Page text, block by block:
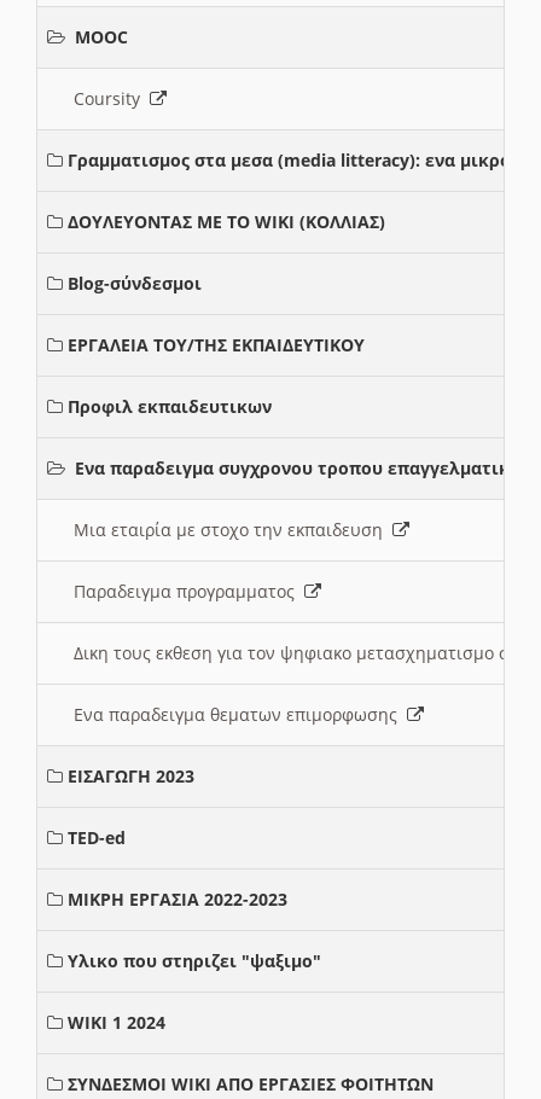
MOOC
Coursity
Γραμματισμος στα μεσα (media litteracy): ενα μικρο
ΔΟΥΛΕΥΟΝΤΑΣ ΜΕ ΤΟ WIKI (ΚΟΛΛΙΑΣ)
Blog-σύνδεσμοι
ΕΡΓΑΛΕΙΑ ΤΟΥ/ΤΗΣ ΕΚΠΑΙΔΕΥΤΙΚΟΥ
Προφιλ εκπαιδευτικων
Ενα παραδειγμα συγχρονου τροπου
Μια εταιρία με στοχο την εκπαιδευση
Παραδειγμα προγραμματος
Δικη τους εκθεση για τον ψηφιακο μετασχηματισμο
Ενα παραδειγμα θεματων επιμορφωσης
ΕΙΣΑΓΩΓΗ 2023
TED-ed
ΜΙΚΡΗ ΕΡΓΑΣΙΑ 2022-2023
Υλικο που στηριζει "ψαξιμο"
WIKI 1 2024
ΣΥΝΔΕΣΜΟΙ WIKI ΑΠΟ ΕΡΓΑΣΙΕΣ ΦΟΙΤΗΤΩΝ